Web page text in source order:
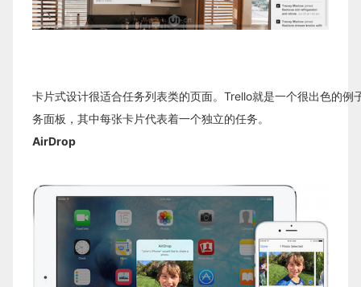
卡片式设计很适合任务列表类的页面。Trello就是一个很出色的例
务面板，其中每张卡片代表着一个独立的任务。
AirDrop